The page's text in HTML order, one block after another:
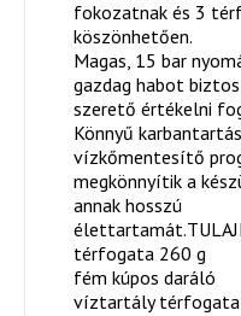
fokozatnak és 3
köszönhetően.
Magas, 15 bar
gazdag habot
szerető értékelni
Könnyű
vízkőmentesítő
megkönnyítik a
annak hosszú
térfogata 260 g
fém kúpos daráló
víztartály